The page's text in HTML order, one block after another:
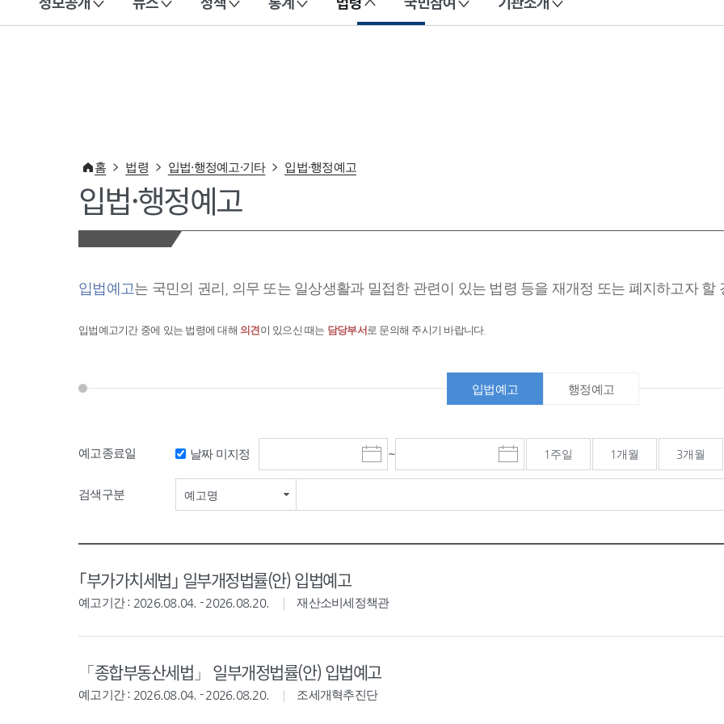
이 누리집은 대한민국 공식 전자정부 누리집입니다.
홈 법령 입법·행정예고·기타 입법·행정예고
입법·행정예고
입법예고는 국민의 권리, 의무 또는 일상생활과 밀접한 관련이 있는 법령 등을 재개정 또는 폐지하고자 할
입법예고기간 중에 있는 법령에 대해 의견이 있으신 때는 담당부서 로 문의해 주시기 바랍니다.
입법예고 행정예고
예고종료일 날짜 미지정
시
작
~
종
료
1주일 1개월 3개월
검색구분 예고명
｢부가가치세법｣ 일부개정법률(안) 입법예고
예고기간 : 2026.08.04. - 2026.08.20. 재산소비세정책관
「종합부동산세법」 일부개정법률(안) 입법예고
예고기간 : 2026.08.04. - 2026.08.20. 조세개혁추진단